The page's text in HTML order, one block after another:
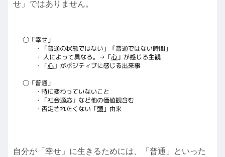
せ」ではありません。
自分が「幸せ」に生きるためには、「普通」といった